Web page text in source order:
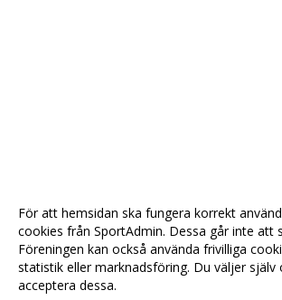
För att hemsidan ska fungera korrekt
cookies från SportAdmin. Dessa går inte att
Föreningen kan också använda frivilliga
statistik eller marknadsföring. Du väljer själv
acceptera dessa.